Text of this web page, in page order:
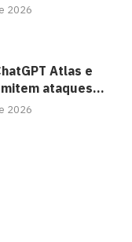
2026
Atlas e
ataques...
2026